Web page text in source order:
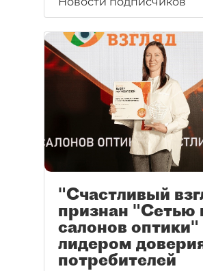
"Счастливый
признан "Сетью
салонов оптики"
лидером
потребителей